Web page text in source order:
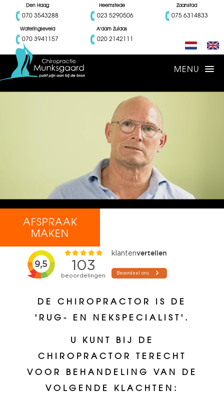
Den Haag
070 3543288
Heemstede
023 5290506
Zaanstad
075 6314833
Wateringseveld
070 3941157
A'dam Zuidas
020 2142111
AFSPRAAK
MAKEN
DE CHIROPRACTOR IS DE
'RUG- EN NEKSPECIALIST'.
U KUNT BIJ DE
CHIROPRACTOR TERECHT
VOOR BEHANDELING VAN DE
VOLGENDE KLACHTEN: